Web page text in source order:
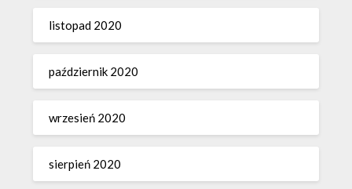
listopad 2020
październik 2020
wrzesień 2020
sierpień 2020